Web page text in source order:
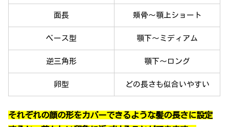
面長 頬骨〜顎上ショート
ベース型 顎下〜ミディアム
逆三角形 顎下〜ロング
卵型 どの長さも似合いやすい
それぞれの顔の形をカバーできるような髪の長さに設定